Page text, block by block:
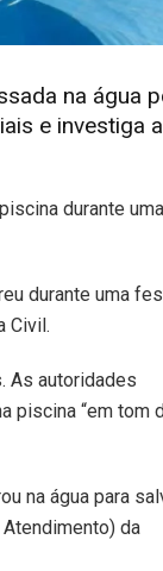
na água
e investiga
durante uma
durante uma
Civil.
As autoridades
piscina “em tom
na água para
da